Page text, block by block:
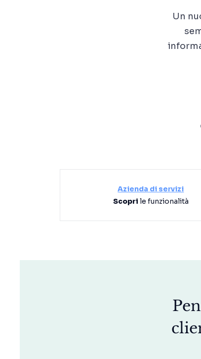
Un
Azienda di servizi
Scopri le funzionalità